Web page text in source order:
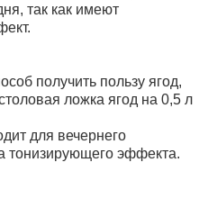
так как имеют
получить пользу ягод,
ложка ягод на 0,5 л
для вечернего
тонизирующего эффекта.